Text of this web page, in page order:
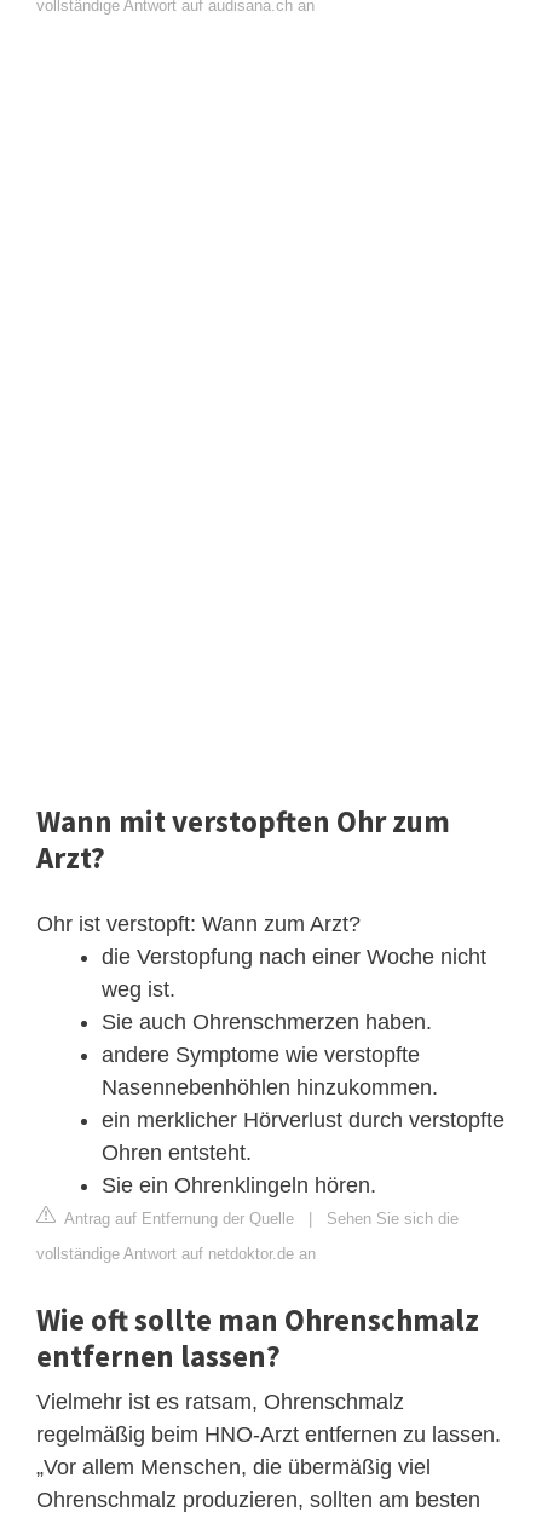
vollständige Antwort auf audisana.ch an
Wann mit verstopften Ohr zum
Arzt?
Ohr ist verstopft: Wann zum Arzt?
die Verstopfung nach einer Woche nicht
weg ist.
Sie auch Ohrenschmerzen haben.
andere Symptome wie verstopfte
Nasennebenhöhlen hinzukommen.
ein merklicher Hörverlust durch verstopfte
Ohren entsteht.
Sie ein Ohrenklingeln hören.
Antrag auf Entfernung der Quelle | Sehen Sie sich die
vollständige Antwort auf netdoktor.de an
Wie oft sollte man Ohrenschmalz
entfernen lassen?
Vielmehr ist es ratsam, Ohrenschmalz
regelmäßig beim HNO-Arzt entfernen zu lassen.
„Vor allem Menschen, die übermäßig viel
Ohrenschmalz produzieren, sollten am besten